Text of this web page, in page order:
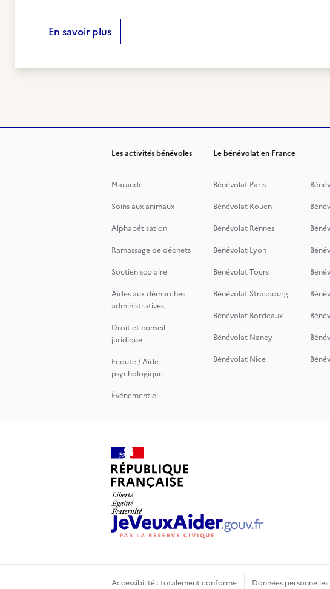
En savoir plus
Les activités bénévoles
Maraude
Soins aux animaux
Alphabétisation
Ramassage de déchets
Soutien scolaire
Aides aux démarches
administratives
Droit et conseil
juridique
Ecoute / Aide
psychologique
Événementiel
Le bénévolat en France
Bénévolat Paris
Bénévolat Rouen
Bénévolat Rennes
Bénévolat Lyon
Bénévolat Tours
Bénévolat Strasbourg
Bénévolat Bordeaux
Bénévolat Nancy
Bénévolat Nice
Accessibilité : totalement conforme Données personnelles